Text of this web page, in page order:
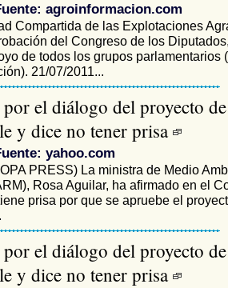
agroinformacion.com
Compartida de las Explotaciones
del Congreso de los
de todos los grupos parlamentarios
21/07/2011...
el diálogo del proyecto
y dice no tener prisa
yahoo.com
PRESS) La ministra de Medio
Rosa Aguilar, ha afirmado en el
prisa por que se apruebe el
el diálogo del proyecto
y dice no tener prisa